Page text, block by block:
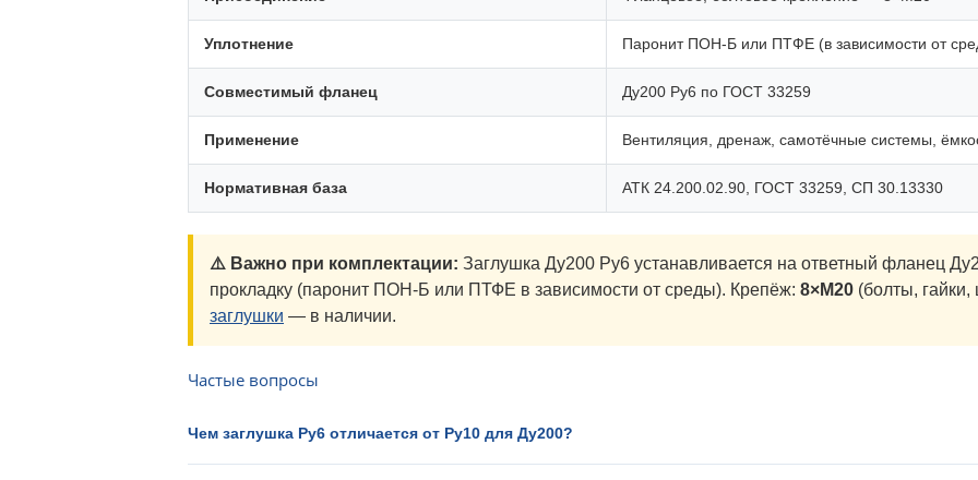
Уплотнение Паронит ПОН-Б или ПТФЕ (в зависимости от
Совместимый фланец Ду200 Ру6 по ГОСТ 33259
Применение Вентиляция, дренаж, самотёчные системы,
Нормативная база АТК 24.200.02.90, ГОСТ 33259, СП 30.13330
⚠️ Важно при комплектации: Заглушка Ду200 Ру6 устанавливается на ответный фланец
прокладку (паронит ПОН-Б или ПТФЕ в зависимости от среды). Крепёж: 8×М20 (болты,
заглушки — в наличии.
Частые вопросы
Чем заглушка Ру6 отличается от Ру10 для Ду200?